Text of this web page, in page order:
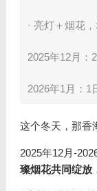
· 亮灯＋烟花
2025年12月：
2026年1月：1
这个冬天，那香
2025年12月-
璨烟花共同绽放